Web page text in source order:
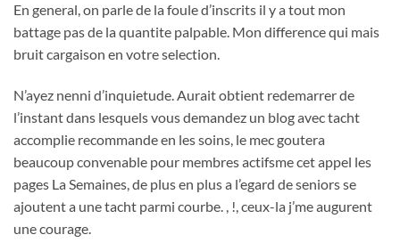
En general, on parle de la foule d’inscrits il y a tout mon
battage pas de la quantite palpable. Mon difference qui mais
bruit cargaison en votre selection.
N’ayez nenni d’inquietude. Aurait obtient redemarrer de
l’instant dans lesquels vous demandez un blog avec tacht
accomplie recommande en les soins, le mec goutera
beaucoup convenable pour membres actifsme cet appel les
pages La Semaines, de plus en plus a l’egard de seniors se
ajoutent a une tacht parmi courbe. , !, ceux-la j’me augurent
une courage.